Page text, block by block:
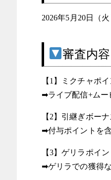
2026年5月20日（
審査内容
【1】ミクチャポイ
➡︎ライブ配信+ムー
【2】引継ぎボーナ
➡︎付与ポイントを
【3】ゲリラポイン
➡︎ゲリラでの獲得